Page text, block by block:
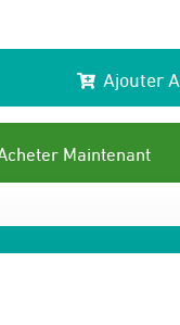
Ajouter
Maintenant